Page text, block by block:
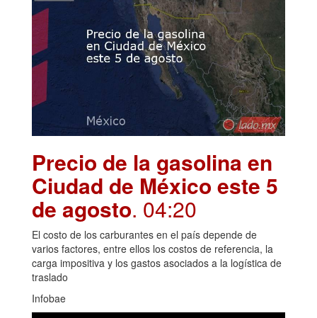
Precio de la gasolina en
Ciudad de México este 5
de agosto. 04:20
El costo de los carburantes en el país depende de
varios factores, entre ellos los costos de referencia, la
carga impositiva y los gastos asociados a la logística de
traslado
Infobae